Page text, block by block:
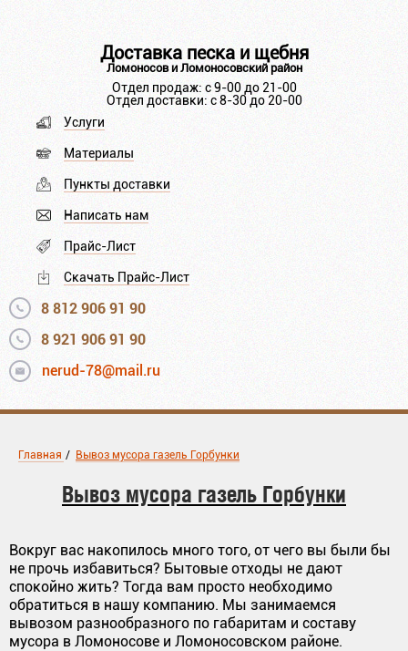
Доставка песка и щебня
Ломоносов и Ломоносовский район
Отдел продаж: с 9-00 до 21-00
Отдел доставки: с 8-30 до 20-00
Услуги
Материалы
Пункты доставки
Написать нам
Прайс-Лист
Скачать Прайс-Лист
8 812 906 91 90
8 921 906 91 90
nerud-78@mail.ru
Главная / Вывоз мусора газель Горбунки
Вывоз мусора газель Горбунки
Вокруг вас накопилось много того, от чего вы были бы
не прочь избавиться? Бытовые отходы не дают
спокойно жить? Тогда вам просто необходимо
обратиться в нашу компанию. Мы занимаемся
вывозом разнообразного по габаритам и составу
мусора в Ломоносове и Ломоносовском районе.